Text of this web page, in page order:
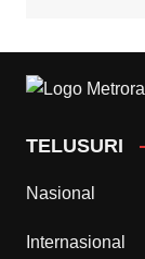
TELUSURI
Nasional
Internasional